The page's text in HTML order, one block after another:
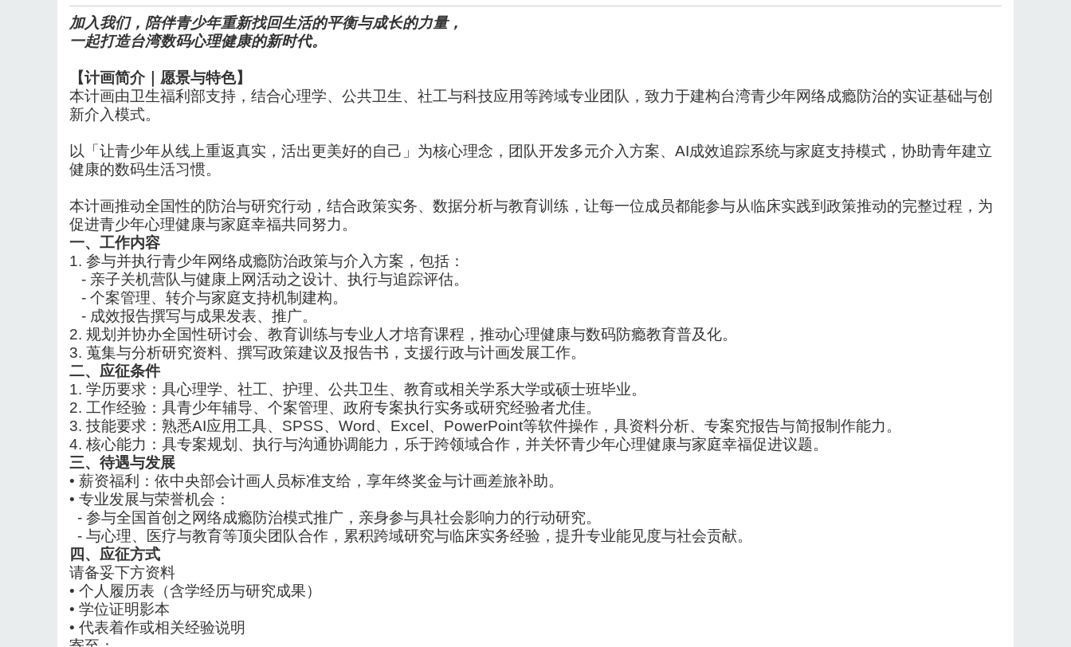
加入我们，陪伴青少年重新找回生活的平衡与成长的力量，
一起打造台湾数码心理健康的新时代。
【计画简介｜愿景与特色】
本计画由卫生福利部支持，结合心理学、公共卫生、社工与科技应用等跨域专业团队，致力于建构台湾青少年网络成瘾防治的实证基础与创
新介入模式。
以「让青少年从线上重返真实，活出更美好的自己」为核心理念，团队开发多元介入方案、AI成效追踪系统与家庭支持模式，协助青年建立
健康的数码生活习惯。
本计画推动全国性的防治与研究行动，结合政策实务、数据分析与教育训练，让每一位成员都能参与从临床实践到政策推动的完整过程，为
促进青少年心理健康与家庭幸福共同努力。
一、工作内容
1. 参与并执行青少年网络成瘾防治政策与介入方案，包括：
- 亲子关机营队与健康上网活动之设计、执行与追踪评估。
- 个案管理、转介与家庭支持机制建构。
- 成效报告撰写与成果发表、推广。
2. 规划并协办全国性研讨会、教育训练与专业人才培育课程，推动心理健康与数码防瘾教育普及化。
3. 蒐集与分析研究资料、撰写政策建议及报告书，支援行政与计画发展工作。
二、应征条件
1. 学历要求：具心理学、社工、护理、公共卫生、教育或相关学系大学或硕士班毕业。
2. 工作经验：具青少年辅导、个案管理、政府专案执行实务或研究经验者尤佳。
3. 技能要求：熟悉AI应用工具、SPSS、Word、Excel、PowerPoint等软件操作，具资料分析、专案究报告与简报制作能力。
4. 核心能力：具专案规划、执行与沟通协调能力，乐于跨领域合作，并关怀青少年心理健康与家庭幸福促进议题。
三、待遇与发展
• 薪资福利：依中央部会计画人员标准支给，享年终奖金与计画差旅补助。
• 专业发展与荣誉机会：
- 参与全国首创之网络成瘾防治模式推广，亲身参与具社会影响力的行动研究。
- 与心理、医疗与教育等顶尖团队合作，累积跨域研究与临床实务经验，提升专业能见度与社会贡献。
四、应征方式
请备妥下方资料
• 个人履历表（含学经历与研究成果）
• 学位证明影本
• 代表着作或相关经验说明